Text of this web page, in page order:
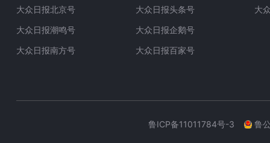
大众日报北京号
大众日报潮鸣号
大众日报南方号
大众日报头条号
大众日报企鹅号
大众日报百家号
大
鲁ICP备11011784号-3 鲁